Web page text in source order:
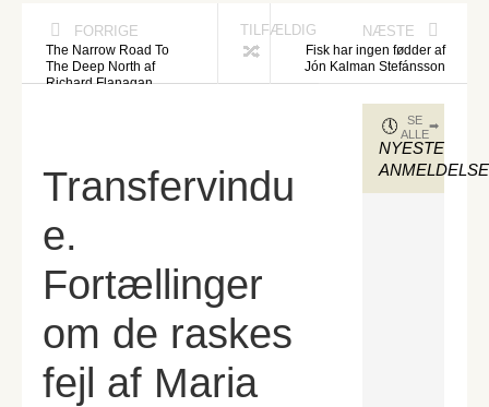
FORRIGE
The Narrow Road To
The Deep North af
Richard Flanagan
TILFÆLDIG NÆSTE
Fisk har ingen fødder af
Jón Kalman Stefánsson
Transfervindu
e.
Fortællinger
om de raskes
fejl af Maria
NYESTE
SE
ALLE